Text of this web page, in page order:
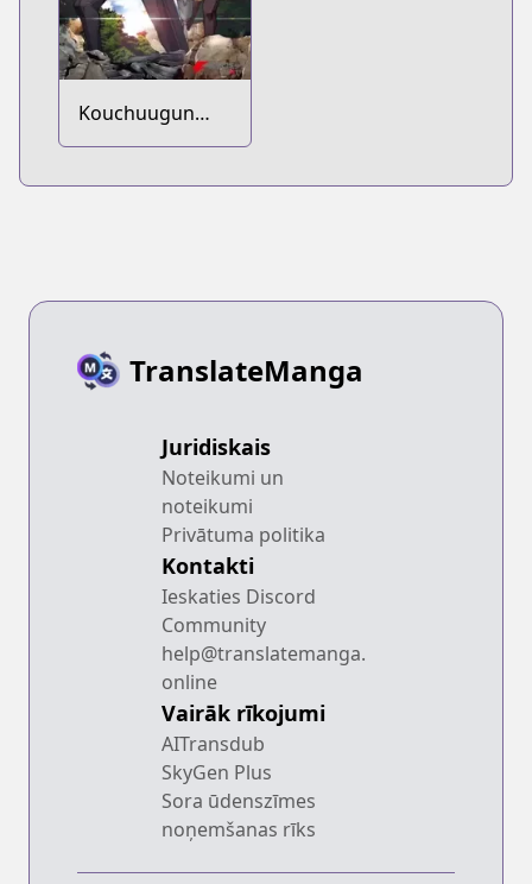
Kouchuugun
Shikan,
TranslateManga
Juridiskais
Noteikumi un
noteikumi
Privātuma politika
Kontakti
Ieskaties Discord
Community
help@translatemanga.
online
Vairāk rīkojumi
AITransdub
SkyGen Plus
Sora ūdenszīmes
noņemšanas rīks